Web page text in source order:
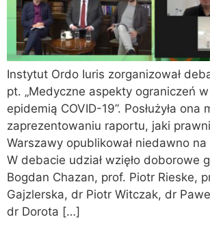
Instytut Ordo Iuris zorganizował
pt. „Medyczne aspekty ograniczeń
epidemią COVID-19”. Posłużyła ona
zaprezentowaniu raportu, jaki
Warszawy opublikował niedawno
W debacie udział wzięło doborowe
Bogdan Chazan, prof. Piotr Rieske,
Gajzlerska, dr Piotr Witczak, dr
dr Dorota […]